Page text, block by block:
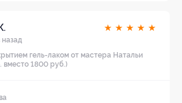
★ ★ ★ ★ ★
гель-лаком от мастера Натальи
вместо 1800 руб.)